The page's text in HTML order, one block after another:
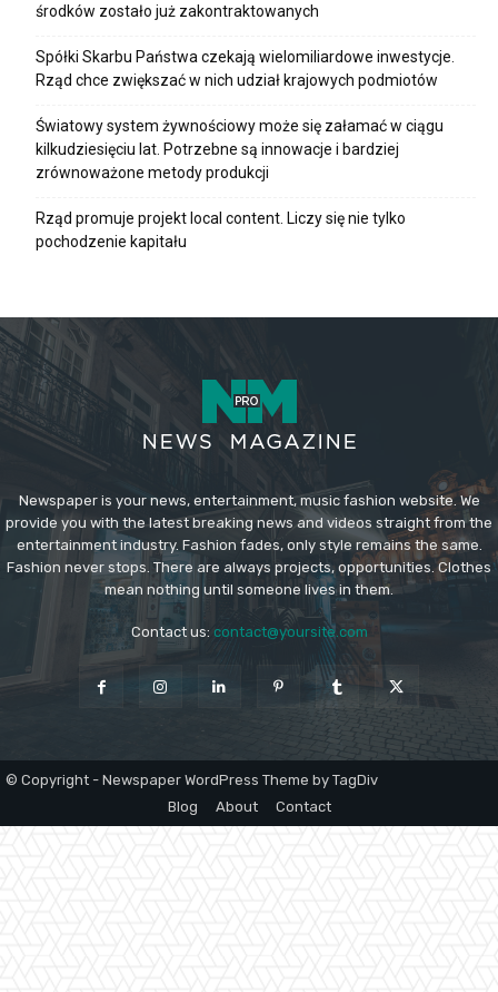
środków zostało już zakontraktowanych
Spółki Skarbu Państwa czekają wielomiliardowe inwestycje.
Rząd chce zwiększać w nich udział krajowych podmiotów
Światowy system żywnościowy może się załamać w ciągu
kilkudziesięciu lat. Potrzebne są innowacje i bardziej
zrównoważone metody produkcji
Rząd promuje projekt local content. Liczy się nie tylko
pochodzenie kapitału
Newspaper is your news, entertainment, music fashion website. We
provide you with the latest breaking news and videos straight from the
entertainment industry. Fashion fades, only style remains the same.
Fashion never stops. There are always projects, opportunities. Clothes
mean nothing until someone lives in them.
Contact us: contact@yoursite.com
© Copyright - Newspaper WordPress Theme by TagDiv
Blog
About Contact